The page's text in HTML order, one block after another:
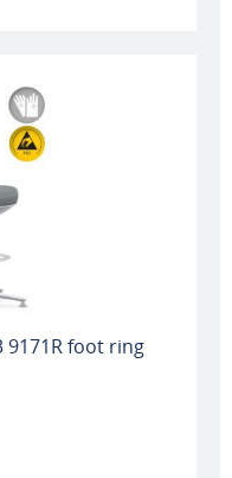
9171R foot ring